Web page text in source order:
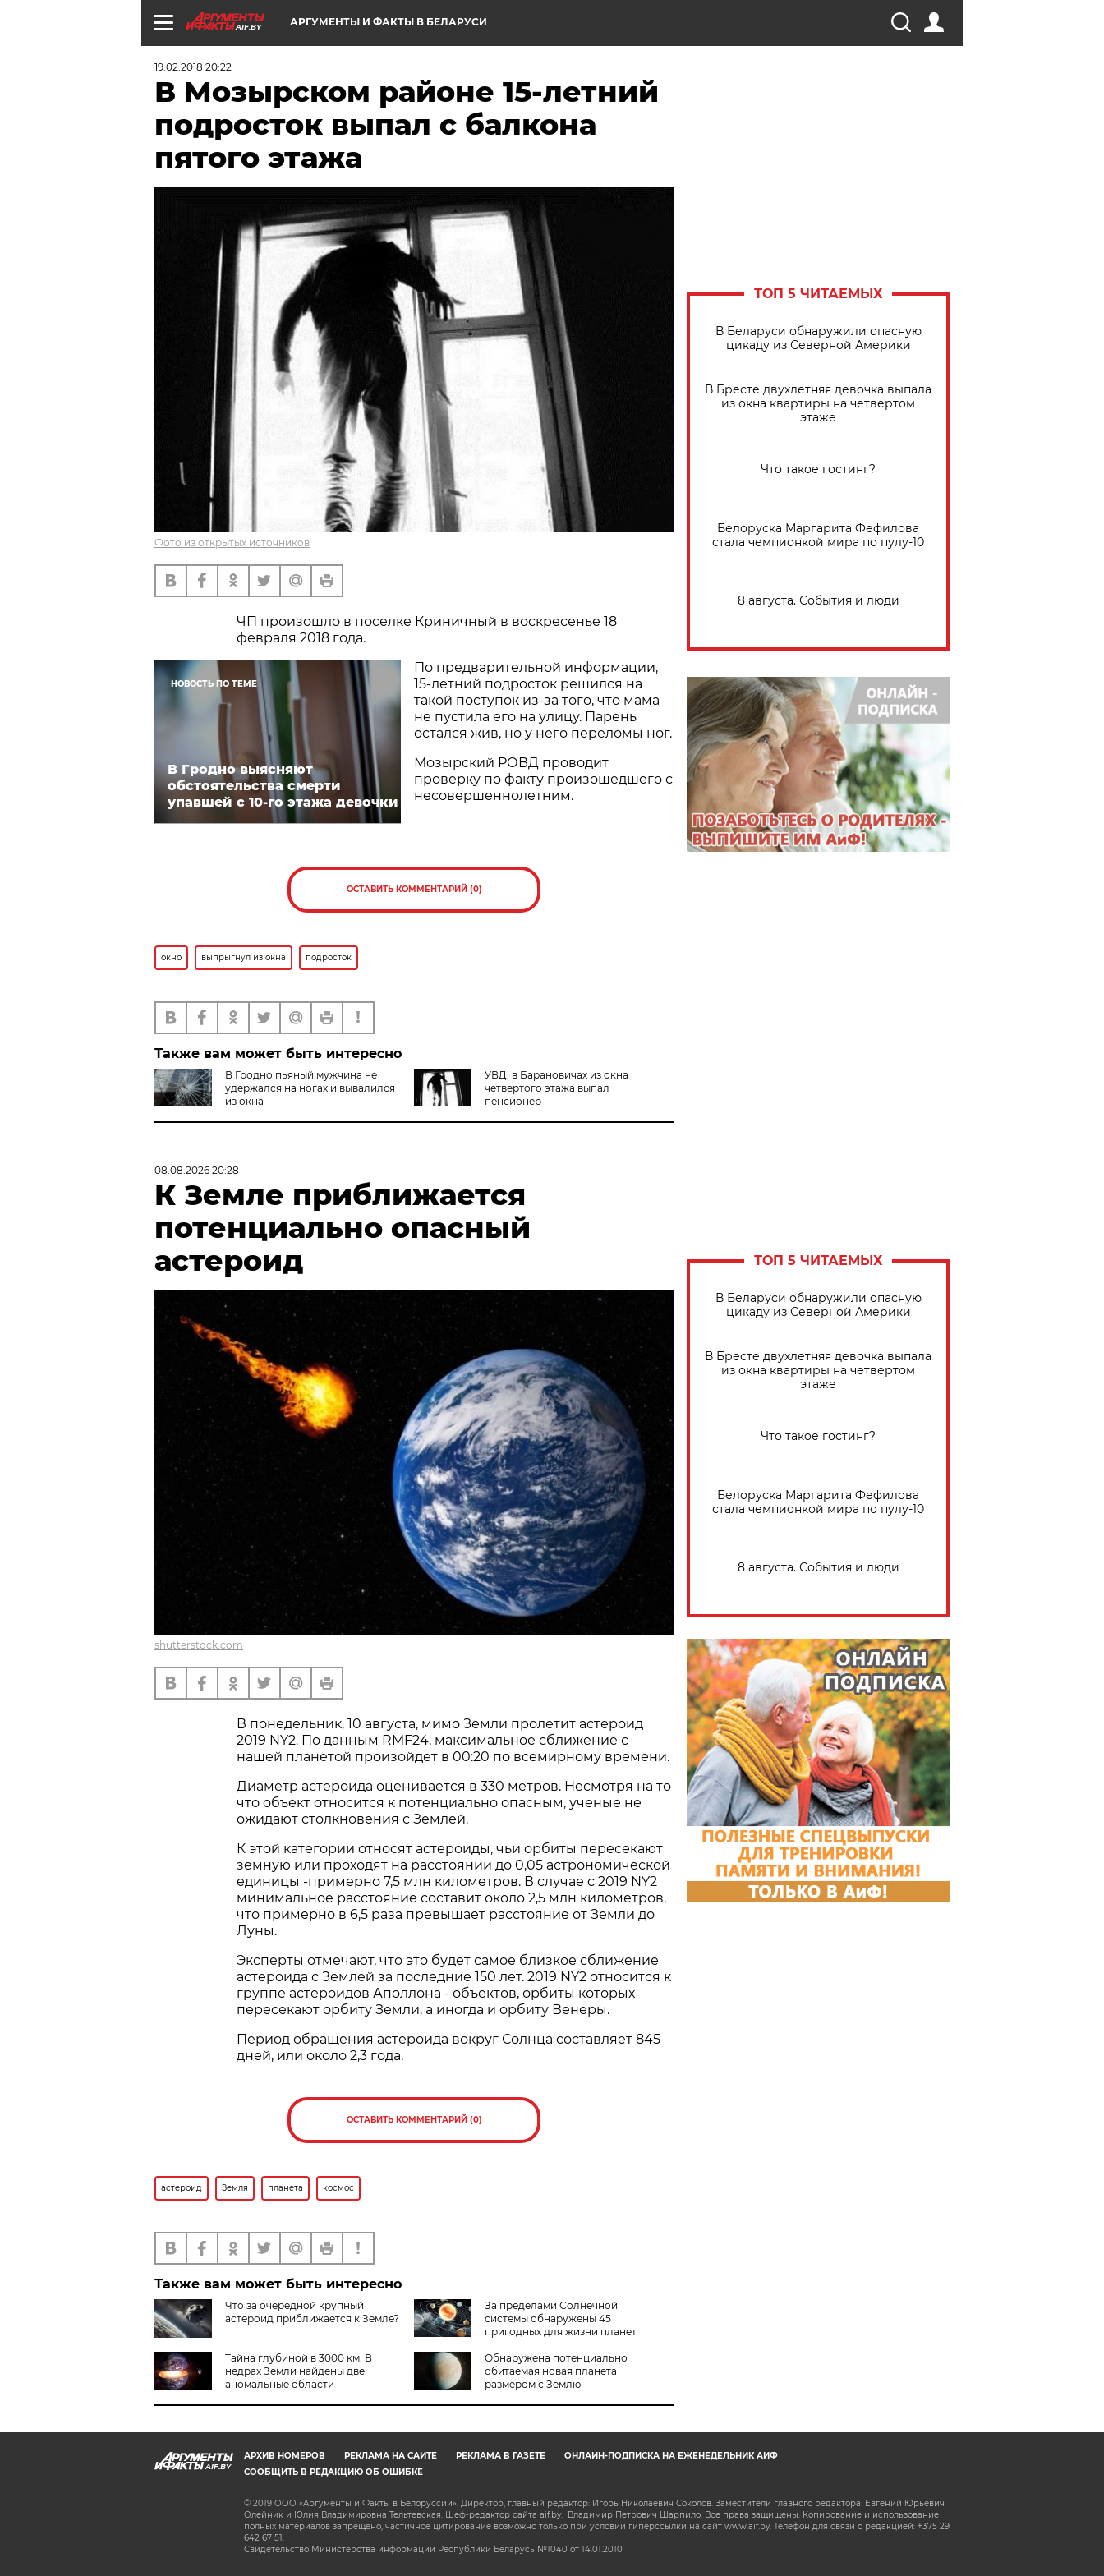
AIF.BY АРГУМЕНТЫ И ФАКТЫ В БЕЛАРУСИ
19.02.2018 20:22
В Мозырском районе 15-летний
подросток выпал с балкона
пятого этажа
Фото из открытых источников
ЧП произошло в поселке Криничный в воскресенье 18
февраля 2018 года.
НОВОСТЬ ПО ТЕМЕ
В Гродно выясняют
обстоятельства смерти
упавшей с 10-го этажа девочки
По предварительной информации,
15-летний подросток решился на
такой поступок из-за того, что мама
не пустила его на улицу. Парень
остался жив, но у него переломы ног.
Мозырский РОВД проводит
проверку по факту произошедшего с
несовершеннолетним.
ОСТАВИТЬ КОММЕНТАРИЙ (0)
окно выпрыгнул из окна подросток
Также вам может быть интересно
В Гродно пьяный мужчина не
удержался на ногах и вывалился
из окна
УВД: в Барановичах из окна
четвертого этажа выпал
пенсионер
ТОП 5 ЧИТАЕМЫХ
В Беларуси обнаружили опасную
цикаду из Северной Америки
В Бресте двухлетняя девочка выпала
из окна квартиры на четвертом
этаже
Что такое гостинг?
Белоруска Маргарита Фефилова
стала чемпионкой мира по пулу-10
8 августа. События и люди
08.08.2026 20:28
К Земле приближается
потенциально опасный
астероид
shutterstock.com
В понедельник, 10 августа, мимо Земли пролетит астероид
2019 NY2. По данным RMF24, максимальное сближение с
нашей планетой произойдет в 00:20 по всемирному времени.
Диаметр астероида оценивается в 330 метров. Несмотря на то
что объект относится к потенциально опасным, ученые не
ожидают столкновения с Землей.
К этой категории относят астероиды, чьи орбиты пересекают
земную или проходят на расстоянии до 0,05 астрономической
единицы -примерно 7,5 млн километров. В случае с 2019 NY2
минимальное расстояние составит около 2,5 млн километров,
что примерно в 6,5 раза превышает расстояние от Земли до
Луны.
Эксперты отмечают, что это будет самое близкое сближение
астероида с Землей за последние 150 лет. 2019 NY2 относится к
группе астероидов Аполлона - объектов, орбиты которых
пересекают орбиту Земли, а иногда и орбиту Венеры.
Период обращения астероида вокруг Солнца составляет 845
дней, или около 2,3 года.
ОСТАВИТЬ КОММЕНТАРИЙ (0)
астероид Земля планета космос
Также вам может быть интересно
Что за очередной крупный
астероид приближается к Земле?
За пределами Солнечной
системы обнаружены 45
пригодных для жизни планет
Тайна глубиной в 3000 км. В
недрах Земли найдены две
аномальные области
Обнаружена потенциально
обитаемая новая планета
размером с Землю
ТОП 5 ЧИТАЕМЫХ
В Беларуси обнаружили опасную
цикаду из Северной Америки
В Бресте двухлетняя девочка выпала
из окна квартиры на четвертом
этаже
Что такое гостинг?
Белоруска Маргарита Фефилова
стала чемпионкой мира по пулу-10
8 августа. События и люди
AIF.BY
АРХИВ НОМЕРОВ РЕКЛАМА НА САЙТЕ РЕКЛАМА В ГАЗЕТЕ
ОНЛАЙН-ПОДПИСКА НА ЕЖЕНЕДЕЛЬНИК АИФ
СООБЩИТЬ В РЕДАКЦИЮ ОБ ОШИБКЕ
© 2019 ООО «Аргументы и Факты в Белоруссии». Директор, главный редактор: Игорь Николаевич Соколов. Заместители главного редактора: Евгений Юрьевич
Олейник и Юлия Владимировна Тельтевская. Шеф-редактор сайта aif.by: Владимир Петрович Шарпило. Все права защищены. Копирование и использование
полных материалов запрещено, частичное цитирование возможно только при условии гиперссылки на сайт www.aif.by. Телефон для связи с редакцией: +375 29
642 67 51.
Свидетельство Министерства информации Республики Беларусь №1040 от 14.01.2010